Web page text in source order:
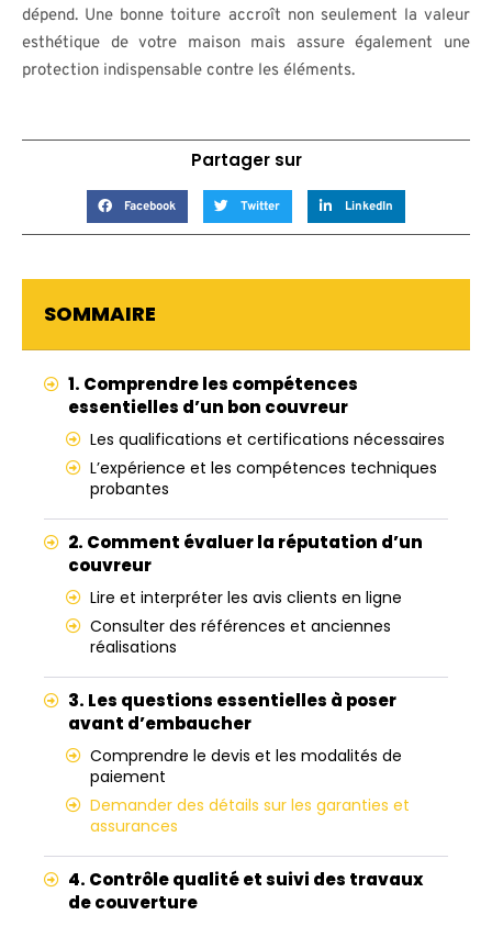
dépend. Une bonne toiture accroît non seulement la valeur
esthétique de votre maison mais assure également une
protection indispensable contre les éléments.
Partager sur
Facebook Twitter LinkedIn
SOMMAIRE
1. Comprendre les compétences
essentielles d’un bon couvreur
Les qualifications et certifications nécessaires
L’expérience et les compétences techniques
probantes
2. Comment évaluer la réputation d’un
couvreur
Lire et interpréter les avis clients en ligne
Consulter des références et anciennes
réalisations
3. Les questions essentielles à poser
avant d’embaucher
Comprendre le devis et les modalités de
paiement
Demander des détails sur les garanties et
assurances
4. Contrôle qualité et suivi des travaux
de couverture